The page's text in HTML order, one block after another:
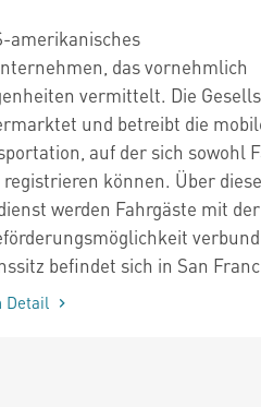
amerikanisches
das vornehmlich
vermittelt. Die
und betreibt die
auf der sich sowohl
können. Über
werden Fahrgäste mit
befindet sich in San
Detail